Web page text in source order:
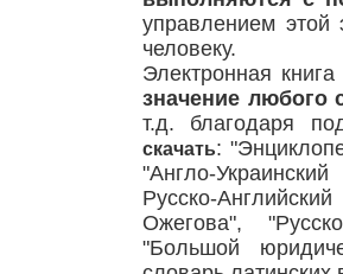
управлением этой
человеку.
Электронная
значение любого
т.д. благодаря
скачать:
"Англо-
Русско-
Ожегова",
"Большой